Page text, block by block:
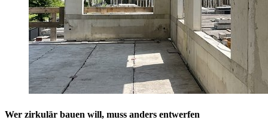
Wer zirkulär bauen will, muss anders entwerfen